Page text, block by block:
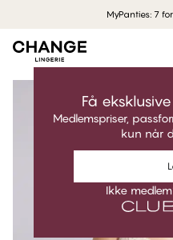
MyPanties: 7
Få
Medlemspriser,
kun når
Ikke